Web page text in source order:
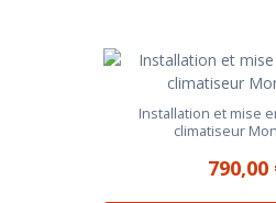
Installation et mise
climatiseur
790,00